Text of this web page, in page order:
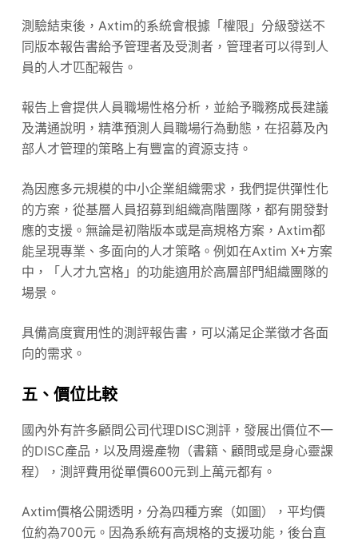
測驗結束後，Axtim的系統會根據「權限」分級發送不
同版本報告書給予管理者及受測者，管理者可以得到人
員的人才匹配報告。
報告上會提供人員職場性格分析，並給予職務成長建議
及溝通說明，精準預測人員職場行為動態，在招募及內
部人才管理的策略上有豐富的資源支持。
為因應多元規模的中小企業組織需求，我們提供彈性化
的方案，從基層人員招募到組織高階團隊，都有開發對
應的支援。無論是初階版本或是高規格方案，Axtim都
能呈現專業、多面向的人才策略。例如在Axtim X+方案
中，「人才九宮格」的功能適用於高層部門組織團隊的
場景。
具備高度實用性的測評報告書，可以滿足企業徵才各面
向的需求。
五、價位比較
國內外有許多顧問公司代理DISC測評，發展出價位不一
的DISC產品，以及周邊產物（書籍、顧問或是身心靈課
程），測評費用從單價600元到上萬元都有。
Axtim價格公開透明，分為四種方案（如圖），平均價
位約為700元。因為系統有高規格的支援功能，後台直